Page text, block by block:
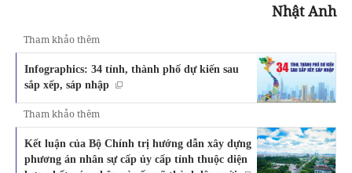
Nhật Anh
Tham khảo thêm
Infographics: 34 tỉnh, thành phố dự kiến sau
sắp xếp, sáp nhập
Tham khảo thêm
Kết luận của Bộ Chính trị hướng dẫn xây dựng
phương án nhân sự cấp ủy cấp tỉnh thuộc diện